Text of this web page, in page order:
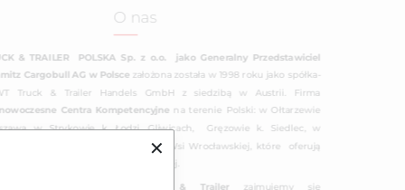
✕
O nas
& TRAILER POLSKA Sp. z o.o. jako Generalny Przedstawiciel
Cargobull AG w Polsce założona została w 1998 roku jako spółka-
Truck & Trailer Handels GmbH z siedzibą w Austrii. Firma
nowoczesne Centra Kompetencyjne na terenie Polski: w Ołtarzewie
w Strykowie k. Łodzi, Gliwicach, Gręzowie k. Siedlec, w
pod Poznaniem oraz w Nowej Wsi Wrocławskiej, które oferują
w dziedzinie Truck & Trailer
zajmujemy się